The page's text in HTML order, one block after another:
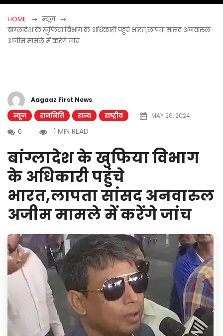
HOME
न्यूज़
बांग्लादेश के खुफिया विभाग के अधिकारी पहुंचे भारत,लापता सांसद अनवारुल
अजीम मामले में करेंगे जांच
Aagaaz First News
न्यूज़
राजनिति राज्य राष्ट्रीय
MAY 26, 2024
0
1 MIN READ
बांग्लादेश के खुफिया विभाग
के अधिकारी पहुंचे
भारत,लापता सांसद अनवारुल
अजीम मामले में करेंगे जांच